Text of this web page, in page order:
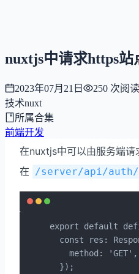
nuxtjs中请求https站
2023年07月21日 250 次阅读
技术nuxt
所属合集
前端开发
在nuxtjs中可以由服务端请
在 /server/api/
export default
const res:
    method: 'GET',
  });